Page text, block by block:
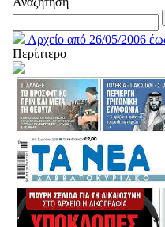
Αρχείο από 26/05/2006
Περίπτερο